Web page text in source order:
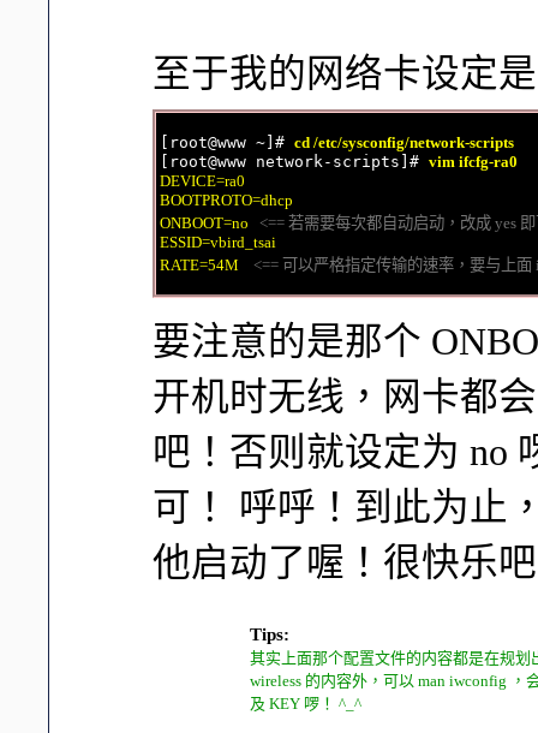
至于我的网络卡设定
[root@www ~]# cd /etc/sysconfig/network-scripts
[root@www network-scripts]# vim ifcfg-ra0
DEVICE=ra0
BOOTPROTO=dhcp
ONBOOT=no <== 若需要每次都自动启动，改成 yes
ESSID=vbird_tsai
RATE=54M <== 可以严格指定传输的速率，要与上
要注意的是那个
开机时无线，网卡都
吧！否则就设定为 no
可！ 呼呼！到此为止
他启动了喔！很快乐
Tips:
其实上面那个配置文件的内容都是在规
wireless 的内容外，可以 man iwconfig
及 KEY 啰！ ^_^